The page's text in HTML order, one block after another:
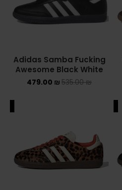
Adidas Samba Fucking
Awesome Black White
535.00₪
479.00 ₪